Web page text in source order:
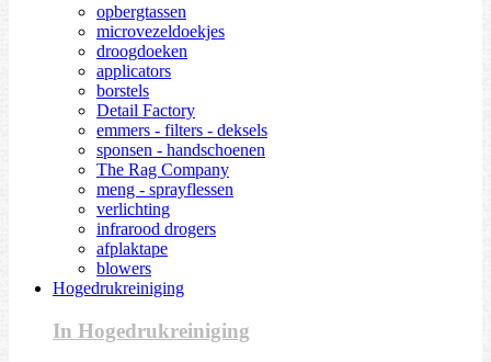
opbergtassen
microvezeldoekjes
droogdoeken
applicators
borstels
Detail Factory
emmers - filters - deksels
sponsen - handschoenen
The Rag Company
meng - sprayflessen
verlichting
infrarood drogers
afplaktape
blowers
Hogedrukreiniging
In Hogedrukreiniging